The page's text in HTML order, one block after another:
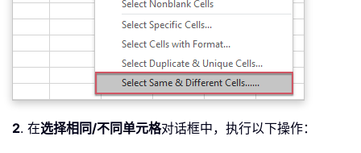
2. 在选择相同/不同单元格对话框中，执行以下操作：